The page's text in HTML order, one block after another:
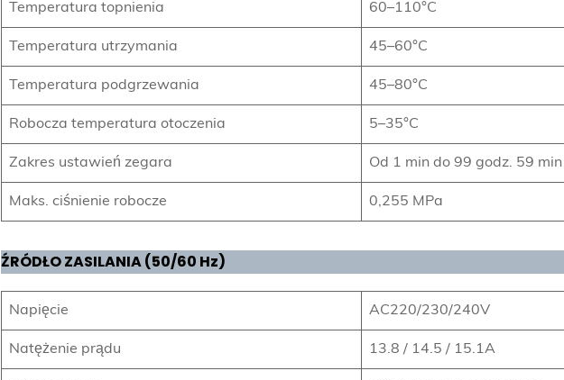
Temperatura topnienia 60–110°C
Temperatura utrzymania 45–60°C
Temperatura podgrzewania 45–80°C
Robocza temperatura otoczenia 5–35°C
Zakres ustawień zegara Od 1 min do 99 godz. 59 min
Maks. ciśnienie robocze 0,255 MPa
ŹRÓDŁO ZASILANIA (50/60 Hz)
Napięcie AC220/230/240V
Natężenie prądu 13.8 / 14.5 / 15.1A